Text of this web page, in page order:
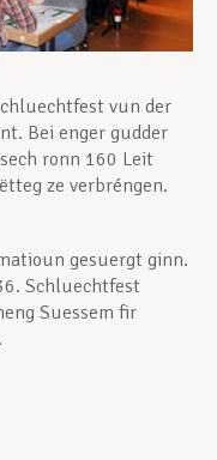
vun der
Bei enger gudder
ronn 160 Leit
ze verbréngen.
gesuergt ginn.
Schluechtfest
Suessem fir